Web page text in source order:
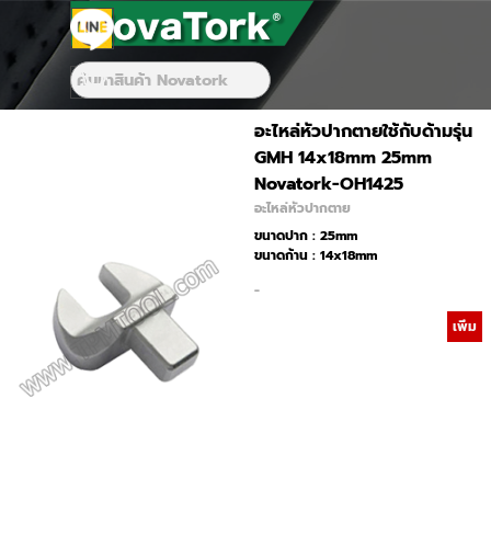
Go to content
Skip menu
Skip menu
อะไหล่หัวปากตายใช้กับด้ามรุ่น
GMH 14x18mm 25mm
Novatork-OH1425
อะไหล่หัวปากตาย
ขนาดปาก : 25mm
ขนาดก้าน : 14x18mm
-
เพิ่ม